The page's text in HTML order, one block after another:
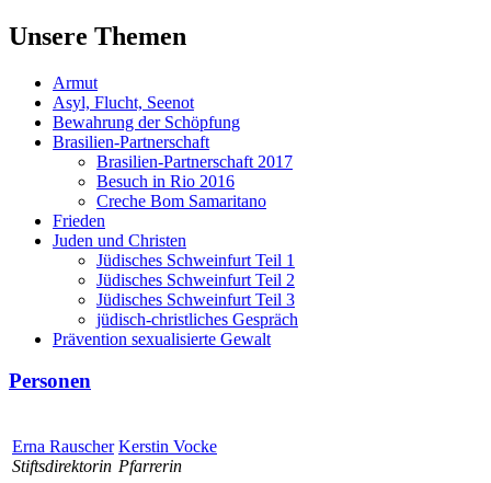
Unsere Themen
Armut
Asyl, Flucht, Seenot
Bewahrung der Schöpfung
Brasilien-Partnerschaft
Brasilien-Partnerschaft 2017
Besuch in Rio 2016
Creche Bom Samaritano
Frieden
Juden und Christen
Jüdisches Schweinfurt Teil 1
Jüdisches Schweinfurt Teil 2
Jüdisches Schweinfurt Teil 3
jüdisch-christliches Gespräch
Prävention sexualisierte Gewalt
Personen
Erna Rauscher
Stiftsdirektorin
Kerstin Vocke
Pfarrerin